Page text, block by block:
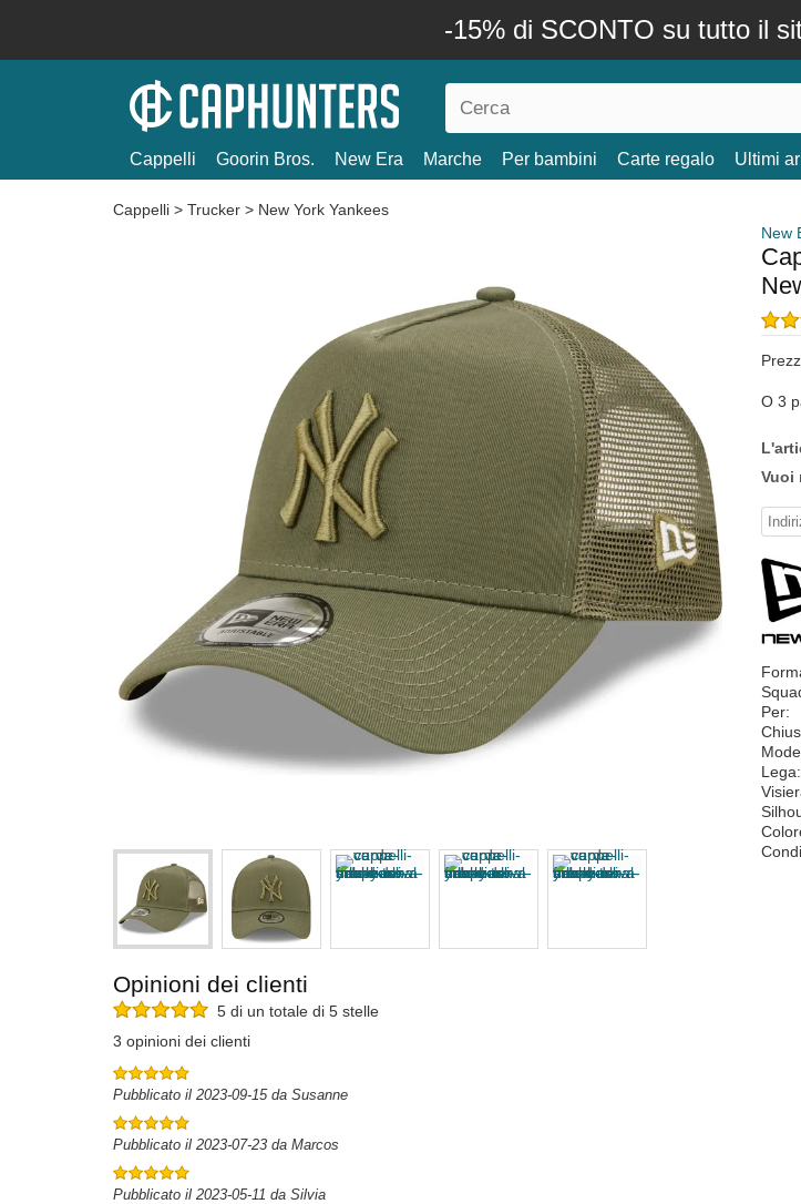
-15% di SCONTO su tutto il
Cappelli Goorin Bros. New Era Marche Per bambini Carte regalo Ultimi
Cappelli > Trucker > New York Yankees
New
O 3
Vuoi
Per:
Lega:
Opinioni dei clienti
5 di un totale di 5 stelle
3 opinioni dei clienti
Pubblicato il 2023-09-15 da Susanne
Pubblicato il 2023-07-23 da Marcos
Pubblicato il 2023-05-11 da Silvia